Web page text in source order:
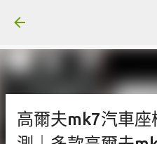
高爾夫mk7汽車座